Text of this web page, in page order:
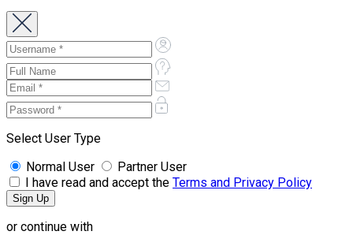
Select User Type
Normal User
Partner User
I have read and accept the Terms and Privacy Policy
or continue with